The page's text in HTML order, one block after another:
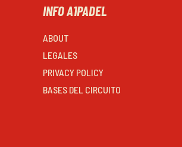
INFO A1PADEL
ABOUT
LEGALES
PRIVACY POLICY
BASES DEL CIRCUITO